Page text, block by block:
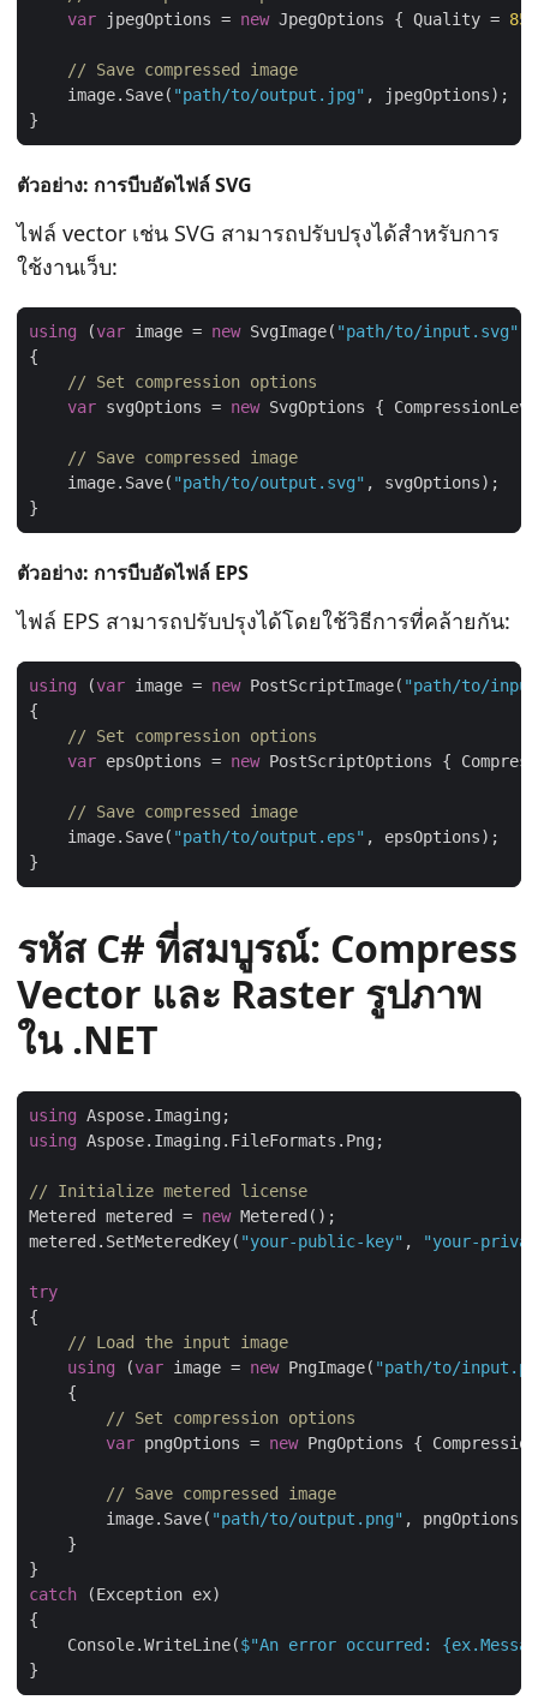
var jpegOptions = new JpegOptions { Quality = 85
// Save compressed image
    image.Save(
"path/to/output.jpg"
ตัวอย่าง: การบีบอัดไฟล์ SVG
ไฟล์ vector เช่น SVG สามารถปรับปรุงได้สําหรับการ
ใช้งานเว็บ:
using (var image = new SvgImage( "path/to/input.svg"
// Set compression options
var svgOptions = new SvgOptions {
// Save compressed image
    image.Save(
"path/to/output.svg"
ตัวอย่าง: การบีบอัดไฟล์ EPS
ไฟล์ EPS สามารถปรับปรุงได้โดยใช้วิธีการที่คล้ายกัน:
using (var image = new PostScriptImage( "path/to/
// Set compression options
var epsOptions = new PostScriptOptions {
// Save compressed image
    image.Save(
"path/to/output.eps"
รหัส C# ที่สมบูรณ์: Compress
Vector และ Raster รูปภาพ
ใน .NET
using
using
// Initialize metered license
Metered metered = new
metered.SetMeteredKey( "your-public-key" , "your-
try
// Load the input image
using (var image = new PngImage( "path/to/
// Set compression options
var pngOptions = new PngOptions {
// Save compressed image
        image.Save(
"path/to/output.png"
catch
    Console.WriteLine(
$"An error occurred: